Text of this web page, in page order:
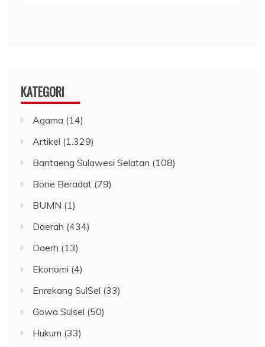
KATEGORI
Agama (14)
Artikel (1.329)
Bantaeng Sulawesi Selatan (108)
Bone Beradat (79)
BUMN (1)
Daerah (434)
Daerh (13)
Ekonomi (4)
Enrekang SulSel (33)
Gowa Sulsel (50)
Hukum (33)